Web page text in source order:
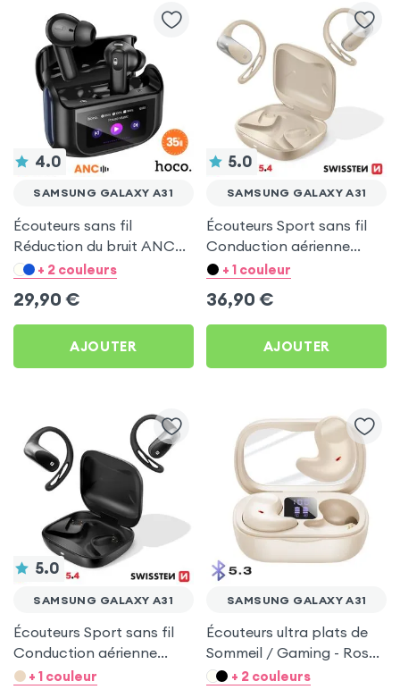
4.0
SAMSUNG GALAXY A31
Écouteurs sans fil
Réduction du bruit ANC
ENC - Hoco Noir pour
+ 2 couleurs
29,90 €
AJOUTER
5.0
SAMSUNG GALAXY A31
Écouteurs Sport sans fil
Conduction aérienne
Swissten Run Beige pour
+ 1 couleur
36,90 €
AJOUTER
5.0
SAMSUNG GALAXY A31
Écouteurs Sport sans fil
Conduction aérienne
Swissten Run Noir pour
+ 1 couleur
SAMSUNG GALAXY A31
Écouteurs ultra plats de
Sommeil / Gaming - Rose
pour Samsung Galaxy A31
+ 2 couleurs